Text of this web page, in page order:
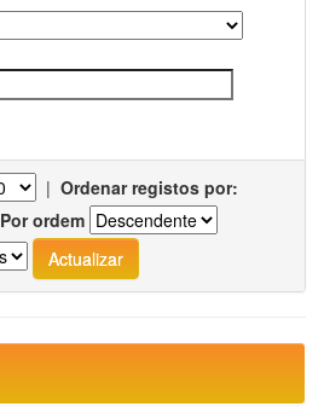
| Ordenar registos por:
Por ordem